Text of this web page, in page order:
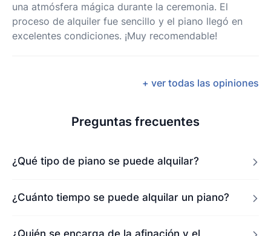
una atmósfera mágica durante la ceremonia. El
proceso de alquiler fue sencillo y el piano llegó en
excelentes condiciones. ¡Muy recomendable!
+ ver todas las opiniones
Preguntas frecuentes
¿Qué tipo de piano se puede alquilar?
¿Cuánto tiempo se puede alquilar un piano?
¿Quién se encarga de la afinación y el